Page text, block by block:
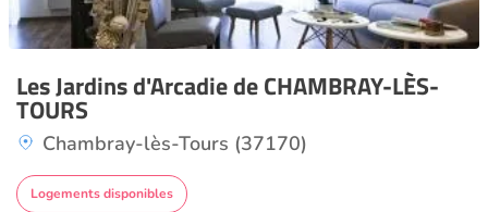
Les Jardins d'Arcadie de CHAMBRAY-LÈS-
TOURS
Chambray-lès-Tours (37170)
Logements disponibles